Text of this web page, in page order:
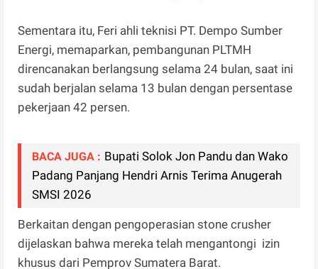
Sementara itu, Feri ahli teknisi PT. Dempo Sumber
Energi, memaparkan, pembangunan PLTMH
direncanakan berlangsung selama 24 bulan, saat ini
sudah berjalan selama 13 bulan dengan persentase
pekerjaan 42 persen.
BACA JUGA : Bupati Solok Jon Pandu dan Wako
Padang Panjang Hendri Arnis Terima Anugerah
SMSI 2026
Berkaitan dengan pengoperasian stone crusher
dijelaskan bahwa mereka telah mengantongi izin
khusus dari Pemprov Sumatera Barat.